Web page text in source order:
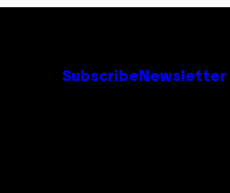
Subscribe Newsletter